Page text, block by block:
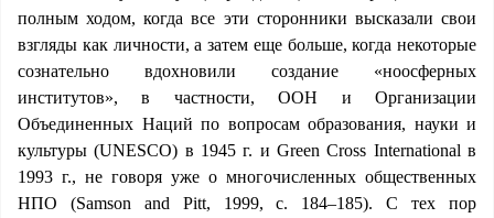
полным ходом, когда все эти сторонники высказали свои
взгляды как личности, а затем еще больше, когда некоторые
сознательно вдохновили создание «ноосферных
институтов», в частности, ООН и Организации
Объединенных Наций по вопросам образования, науки и
культуры (UNESCO) в 1945 г. и Green Cross International в
1993 г., не говоря уже о многочисленных общественных
НПО (Samson and Pitt, 1999, с. 184–185). С тех пор